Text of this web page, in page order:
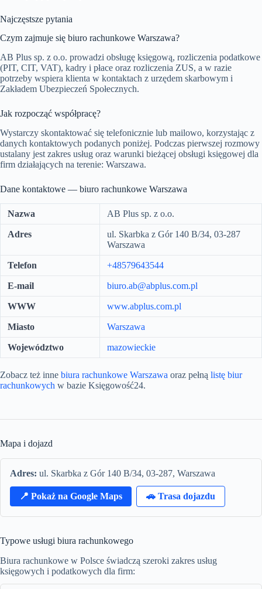
Najczęstsze pytania
Czym zajmuje się biuro rachunkowe Warszawa?
AB Plus sp. z o.o. prowadzi obsługę księgową, rozliczenia podatkowe
(PIT, CIT, VAT), kadry i płace oraz rozliczenia ZUS, a w razie
potrzeby wspiera klienta w kontaktach z urzędem skarbowym i
Zakładem Ubezpieczeń Społecznych.
Jak rozpocząć współpracę?
Wystarczy skontaktować się telefonicznie lub mailowo, korzystając z
danych kontaktowych podanych poniżej. Podczas pierwszej rozmowy
ustalany jest zakres usług oraz warunki bieżącej obsługi księgowej dla
firm działających na terenie: Warszawa.
Dane kontaktowe — biuro rachunkowe Warszawa
Nazwa AB Plus sp. z o.o.
Adres
ul. Skarbka z Gór 140 B/34, 03-287
Warszawa
Telefon +48579643544
E-mail biuro.ab@abplus.com.pl
WWW www.abplus.com.pl
Miasto Warszawa
Województwo mazowieckie
Zobacz też inne biura rachunkowe Warszawa oraz pełną listę biur
rachunkowych w bazie Księgowość24.
Mapa i dojazd
Adres: ul. Skarbka z Gór 140 B/34, 03-287, Warszawa
📍 Pokaż na Google Maps 🚗 Trasa dojazdu
Typowe usługi biura rachunkowego
Biura rachunkowe w Polsce świadczą szeroki zakres usług
księgowych i podatkowych dla firm: